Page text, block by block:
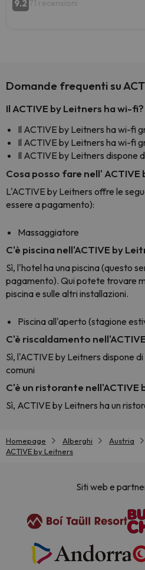
9.2 71 recensioni
Domande frequenti su
Il ACTIVE by Leitners ha wi-fi?
Il ACTIVE by Leitners ha wi-fi
Il ACTIVE by Leitners ha wi-fi
Il ACTIVE by Leitners dispone
Cosa posso fare nell' ACTIVE
L'ACTIVE by Leitners offre le
essere a pagamento):
Massaggiatore
C'è piscina nell'ACTIVE by
Sì, l'hotel ha una piscina (questo
pagamento). Qui potete trovare
piscina e sulle altri installazioni.
Piscina all'aperto (stagione
C'è riscaldamento
Sì, l'ACTIVE by Leitners dispone
comuni
C'è un ristorante nell'ACTIVE
Sì, ACTIVE by Leitners ha un
Homepage Alberghi Austria
ACTIVE by Leitners
Siti web e